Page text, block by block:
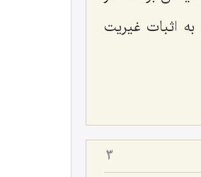
به اثبات غیریت
3